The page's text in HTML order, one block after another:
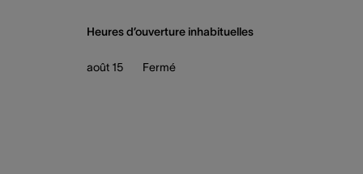
Heures d’ouverture inhabituelles
août 15 Fermé